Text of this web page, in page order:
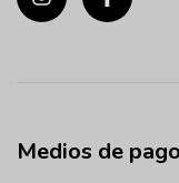
Medios de pago